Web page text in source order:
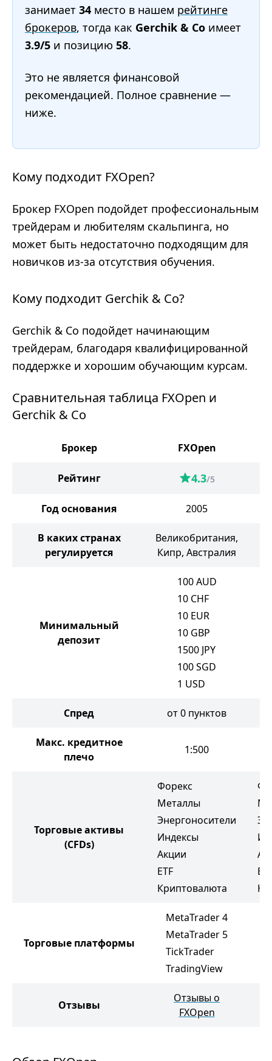
занимает 34 место в нашем рейтинге
брокеров, тогда как Gerchik & Co имеет
3.9/5 и позицию 58.
Это не является финансовой
рекомендацией. Полное сравнение —
ниже.
Кому подходит FXOpen?
Брокер FXOpen подойдет профессиональным
трейдерам и любителям скальпинга, но
может быть недостаточно подходящим для
новичков из-за отсутствия обучения.
Кому подходит Gerchik & Co?
Gerchik & Co подойдет начинающим
трейдерам, благодаря квалифицированной
поддержке и хорошим обучающим курсам.
Сравнительная таблица FXOpen и
Gerchik & Co
Брокер FXOpen
Рейтинг 4.3/5
Год основания 2005
В каких странах
регулируется
Великобритания,
Кипр, Австралия
Минимальный
депозит
100 AUD
10 CHF
10 EUR
10 GBP
1500 JPY
100 SGD
1 USD
Спред от 0 пунктов
Макс. кредитное
плечо
1:500
Торговые активы
(CFDs)
Форекс
Металлы
Энергоносители
Индексы
Акции
ETF
Криптовалюта
Торговые платформы
MetaTrader 4
MetaTrader 5
TickTrader
TradingView
Отзывы
Отзывы о
FXOpen